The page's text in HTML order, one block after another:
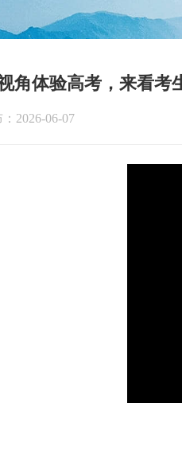
角体验高考，来看考
2026-06-07